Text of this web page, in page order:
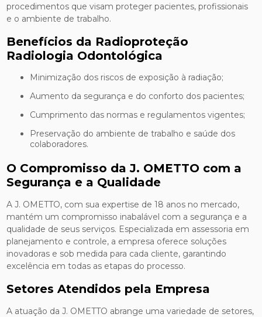
procedimentos que visam proteger pacientes, profissionais
e o ambiente de trabalho.
Benefícios da Radioproteção
Radiologia Odontológica
Minimização dos riscos de exposição à radiação;
Aumento da segurança e do conforto dos pacientes;
Cumprimento das normas e regulamentos vigentes;
Preservação do ambiente de trabalho e saúde dos
colaboradores.
O Compromisso da J. OMETTO com a
Segurança e a Qualidade
A J. OMETTO, com sua expertise de 18 anos no mercado,
mantém um compromisso inabalável com a segurança e a
qualidade de seus serviços. Especializada em assessoria em
planejamento e controle, a empresa oferece soluções
inovadoras e sob medida para cada cliente, garantindo
excelência em todas as etapas do processo.
Setores Atendidos pela Empresa
A atuação da J. OMETTO abrange uma variedade de setores,